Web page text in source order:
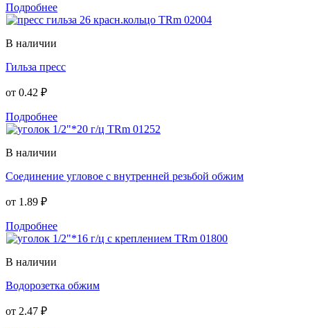
Подробнее
В наличии
Гильза пресс
от 0.42 ₽
Подробнее
В наличии
Соединение угловое с внутренней резьбой обжим
от 1.89 ₽
Подробнее
В наличии
Водорозетка обжим
от 2.47 ₽